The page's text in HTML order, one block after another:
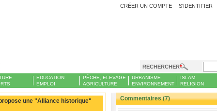
CRÉER UN COMPTE S'IDENTIFIER
RECHERCHER
EDUCATION
EMPLOI
PÊCHE, ELEVAGE
AGRICULTURE
URBANISME
ENVIRONNEMENT
ISLAM
RELIGION
une "Alliance historique"
Commentaires (7)